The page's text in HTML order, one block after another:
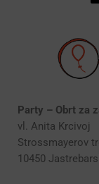
Party – Obrt za
vl. Anita Krcivoj
Strossmayerov
10450